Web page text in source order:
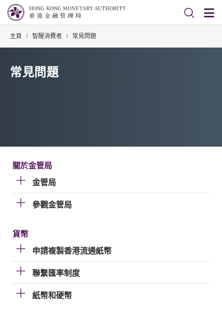
主頁 / 智醒消費者 / 常見問題
常見問題
關於金管局
金管局
參觀金管局
貨幣
申請複製香港流通紙幣
聯繫匯率制度
紙幣和硬幣